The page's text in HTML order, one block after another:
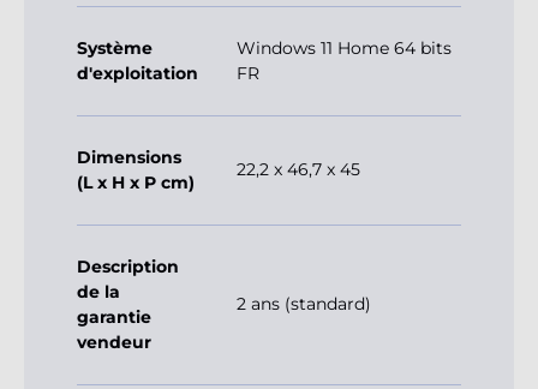
Système
d'exploitation
Windows 11 Home 64 bits
FR
Dimensions
(L x H x P cm)
22,2 x 46,7 x 45
Description
de la
garantie
vendeur
2 ans (standard)